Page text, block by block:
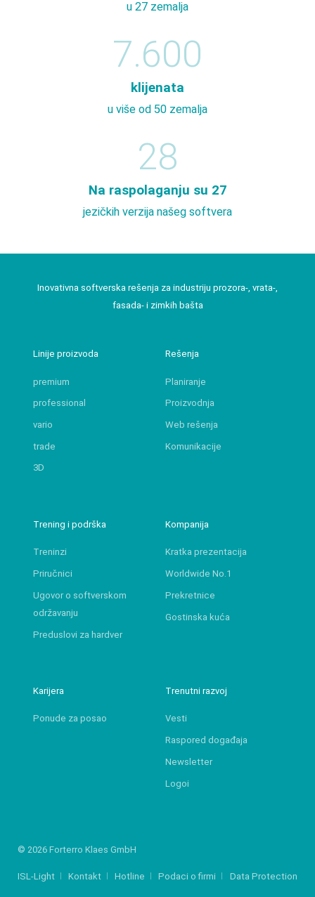
u 27 zemalja
7.600
klijenata
u više od 50 zemalja
28
Na raspolaganju su 27
jezičkih verzija našeg softvera
Inovativna softverska rešenja za industriju prozora-, vrata-,
fasada- i zimkih bašta
Linije proizvoda
premium
professional
vario
trade
3D
Rešenja
Planiranje
Proizvodnja
Web rešenja
Komunikacije
Trening i podrška
Treninzi
Priručnici
Ugovor o softverskom
održavanju
Preduslovi za hardver
Kompanija
Kratka prezentacija
Worldwide No.1
Prekretnice
Gostinska kuća
Karijera
Ponude za posao
Trenutni razvoj
Vesti
Raspored događaja
Newsletter
Logoi
© 2026 Forterro Klaes GmbH
ISL-Light Kontakt Hotline Podaci o firmi Data Protection